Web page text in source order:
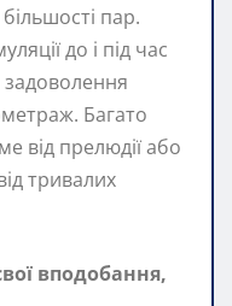
пар.
до і під час
Багато
від прелюдії або
тривалих
вподобання,